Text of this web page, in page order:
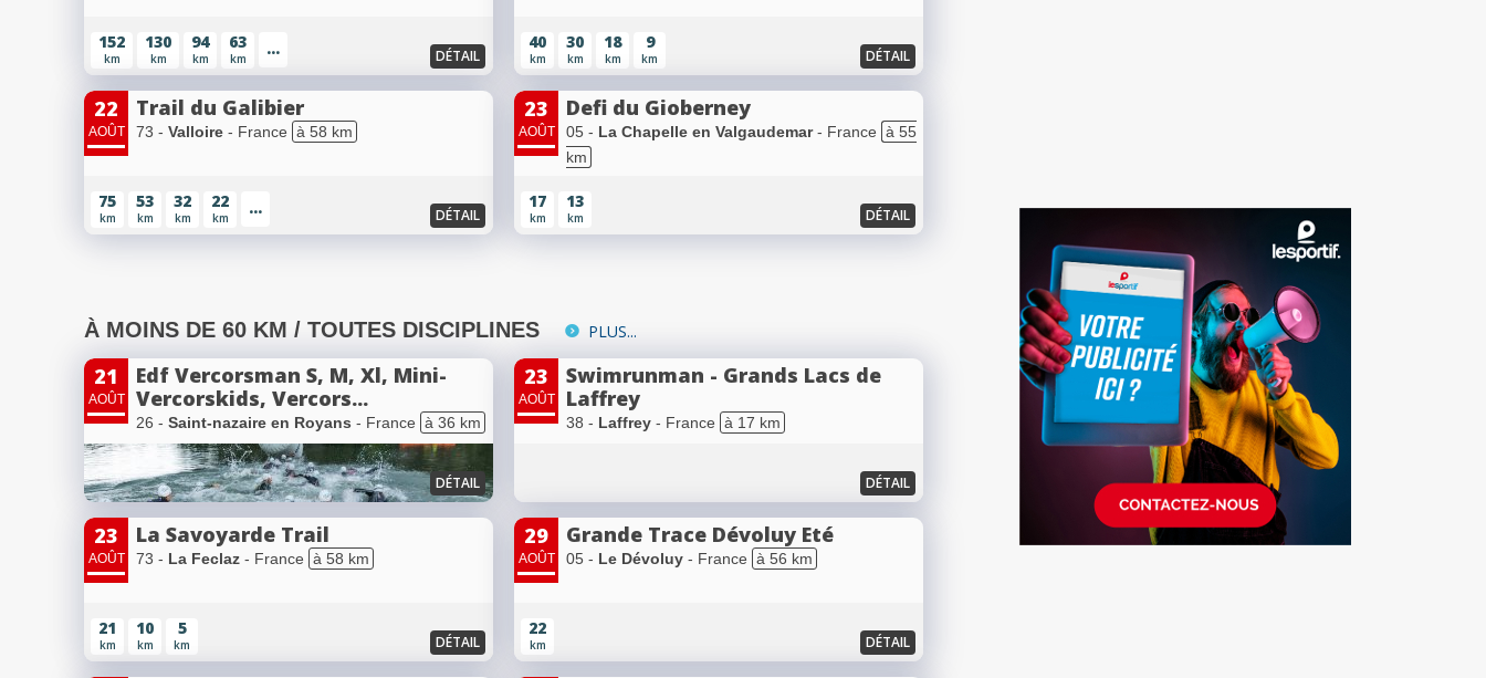
152
km
130
km
94
km
63
km ... DÉTAIL
40
km
30
km
18
km
9
km DÉTAIL
22
AOÛT
Trail du Galibier
73 - Valloire - France à 58 km
75
km
53
km
32
km
22
km ... DÉTAIL
23
AOÛT
Defi du Gioberney
05 - La Chapelle en Valgaudemar- France à 55
km
17
km
13
km DÉTAIL
À MOINS DE 60 KM / TOUTES DISCIPLINES PLUS...
21
AOÛT
Edf Vercorsman S, M, Xl, Mini-
Vercorskids, Vercors...
26 - Saint-nazaire en Royans - France à 36 km
DÉTAIL
23
AOÛT
Swimrunman - Grands Lacs de
Laffrey
38 - Laffrey - France à 17 km
DÉTAIL
23
AOÛT
La Savoyarde Trail
73 - La Feclaz - France à 58 km
21
km
10
km
5
km DÉTAIL
29
AOÛT
Grande Trace Dévoluy Eté
05 - Le Dévoluy - France à 56 km
22
km DÉTAIL